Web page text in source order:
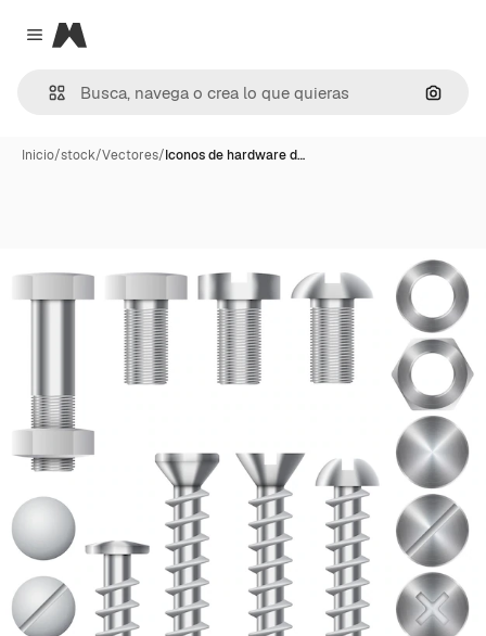
Close menu
Magnific
Inicio/stock/Vectores/Iconos de hardware d…